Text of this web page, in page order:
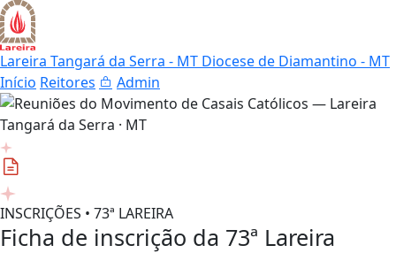
Lareira Tangará da Serra - MT Diocese de Diamantino - MT
Início Reitores Admin
INSCRIÇÕES • 73ª LAREIRA
Ficha de inscrição da 73ª Lareira